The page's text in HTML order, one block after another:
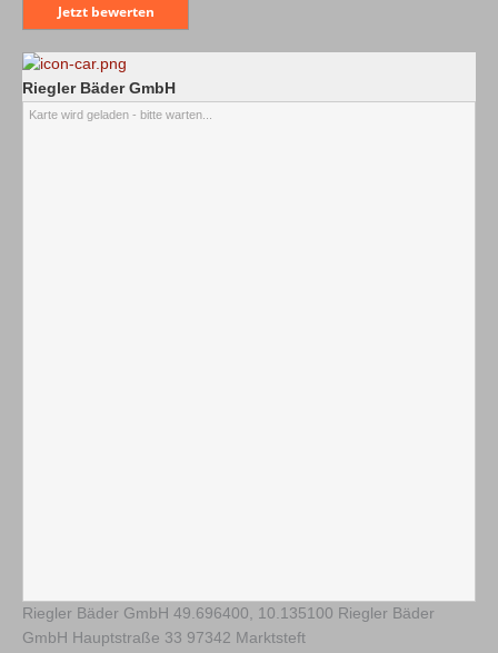
Jetzt bewerten
Riegler Bäder GmbH
Karte wird geladen - bitte warten...
Riegler Bäder GmbH 49.696400 10.135100 Riegler Bäder
GmbH Hauptstraße 33 97342 Marktsteft